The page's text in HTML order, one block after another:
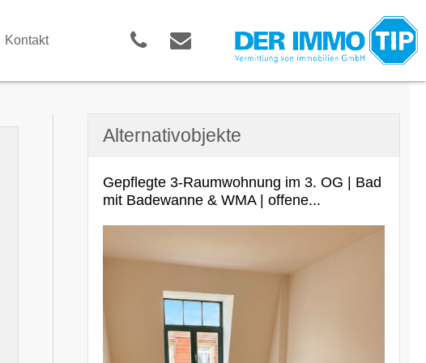
Kontakt
Alternativobjekte
Gepflegte 3-Raumwohnung im 3. OG | Bad
mit Badewanne & WMA | offene...